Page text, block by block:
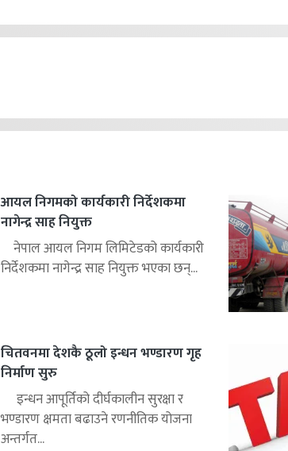
आयल निगमको कार्यकारी निर्देशकमा
नागेन्द्र साह नियुक्त
नेपाल आयल निगम लिमिटेडको कार्यकारी
निर्देशकमा नागेन्द्र साह नियुक्त भएका छन्...
चितवनमा देशकै ठूलो इन्धन भण्डारण गृह
निर्माण सुरु
इन्धन आपूर्तिको दीर्घकालीन सुरक्षा र
भण्डारण क्षमता बढाउने रणनीतिक योजना
अन्तर्गत...